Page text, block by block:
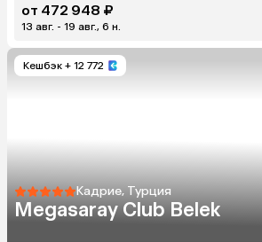
от 472 948 ₽
13 авг. - 19 авг., 6 н.
Кешбэк + 12 772
Кадрие, Турция
Megasaray Club Belek